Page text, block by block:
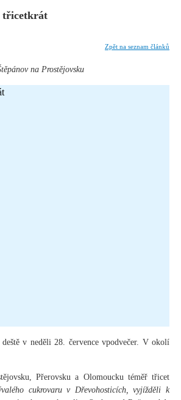
třicetkrát
Zpět na seznam článků
na Prostějovsku
v neděli 28. července vpodvečer. V okolí
Přerovsku a Olomoucku téměř třicet
cukrovaru v Dřevohosticích, vyjížděli k